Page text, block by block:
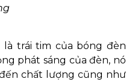
trái tim của bóng đèn
phát sáng của đèn, nó
chất lượng cũng như